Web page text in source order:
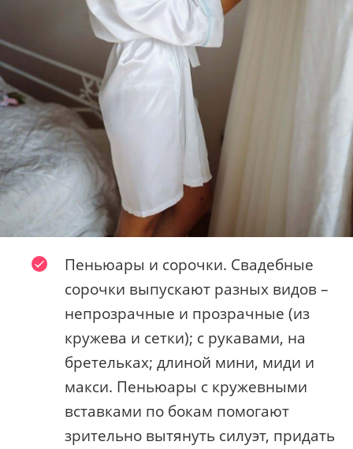
Пеньюары и сорочки. Свадебные
сорочки выпускают разных видов –
непрозрачные и прозрачные (из
кружева и сетки); с рукавами, на
бретельках; длиной мини, миди и
макси. Пеньюары с кружевными
вставками по бокам помогают
зрительно вытянуть силуэт, придать